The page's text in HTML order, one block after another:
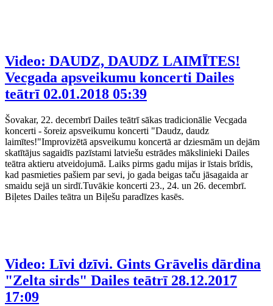
Video: DAUDZ, DAUDZ LAIMĪTES!
Vecgada apsveikumu koncerti Dailes
teātrī 02.01.2018 05:39
Šovakar, 22. decembrī Dailes teātrī sākas tradicionālie Vecgada
koncerti - šoreiz apsveikumu koncerti "Daudz, daudz
laimītes!"Improvizētā apsveikumu koncertā ar dziesmām un dejām
skatītājus sagaidīs pazīstami latviešu estrādes mākslinieki Dailes
teātra aktieru atveidojumā. Laiks pirms gadu mijas ir īstais brīdis,
kad pasmieties pašiem par sevi, jo gada beigas taču jāsagaida ar
smaidu sejā un sirdī.Tuvākie koncerti 23., 24. un 26. decembrī.
Biļetes Dailes teātra un Biļešu paradīzes kasēs.
Video: Līvi dzīvi. Gints Grāvelis dārdina
"Zelta sirds" Dailes teātrī 28.12.2017
17:09